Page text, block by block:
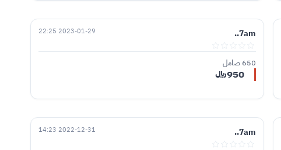
7am..
2023-01-29 22:25
650 صامل
950﷼
7am..
2022-12-31 14:23